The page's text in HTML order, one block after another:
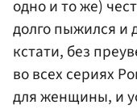
одно и то же)
долго пыжился и
кстати, без
во всех сериях
для женщины, и